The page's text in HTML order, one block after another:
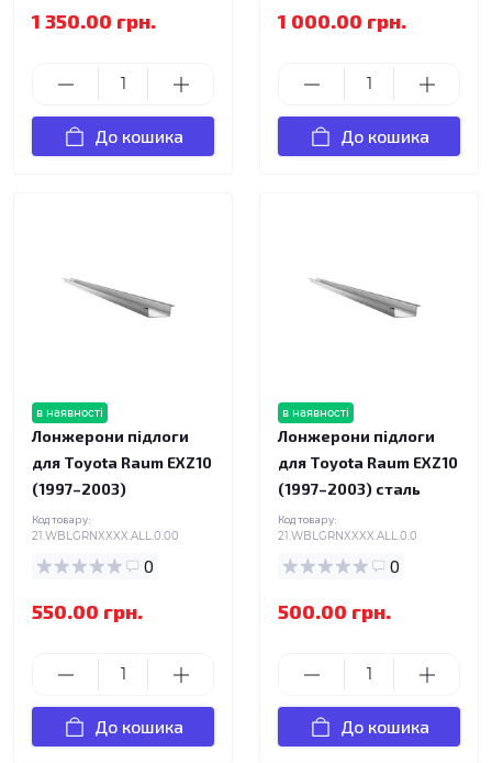
1 350.00 грн.
До кошика
1 000.00 грн.
До кошика
в наявності
Лонжерони підлоги
для Toyota Raum EXZ10
(1997–2003)
Код товару:
21.WBLGRNXXXX.ALL.0.00
0
550.00 грн.
До кошика
в наявності
Лонжерони підлоги
для Toyota Raum EXZ10
(1997–2003) сталь
Код товару:
21.WBLGRNXXXX.ALL.0.0
0
500.00 грн.
До кошика